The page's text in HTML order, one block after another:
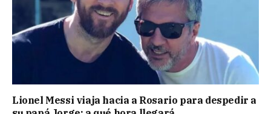
Lionel Messi viaja hacia a Rosario para despedir a